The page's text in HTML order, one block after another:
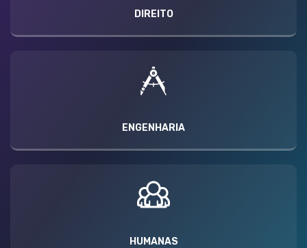
DIREITO
ENGENHARIA
HUMANAS